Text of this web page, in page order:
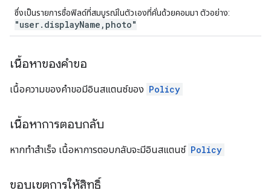
ซึ่งเป็นรายการชื่อฟิลด์ที่สมบูรณ์ในตัวเองที่คั่นด้วยคอมมา ตัวอย่าง:
"user.displayName,photo"
เนื้อหาของคำขอ
เนื้อความของคำขอมีอินสแตนซ์ของ Policy
เนื้อหาการตอบกลับ
หากทำสำเร็จ เนื้อหาการตอบกลับจะมีอินสแตนซ์ Policy
ขอบเขตการให้สิทธิ์